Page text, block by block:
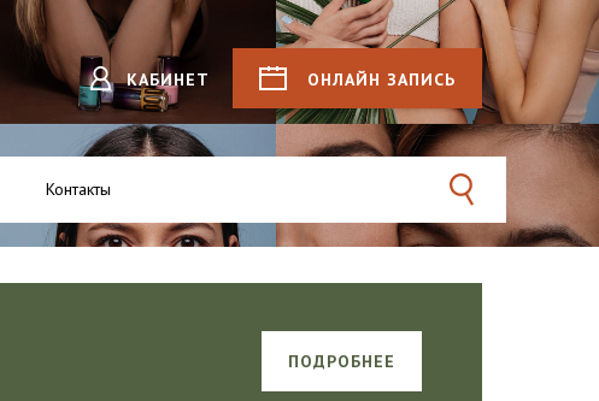
КАБИНЕТ ОНЛАЙН ЗАПИСЬ
Контакты Поиск
ПОДРОБНЕЕ